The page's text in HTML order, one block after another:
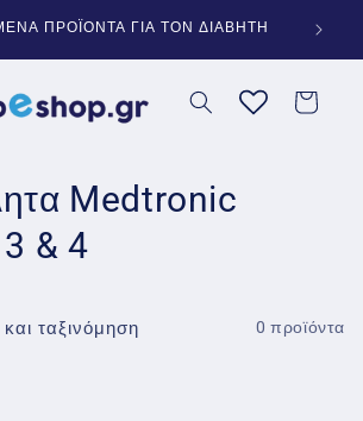
ΠΡΟΪΟΝΤΑ ΓΙΑ ΤΟΝ ΔΙΑΒΗΤΗ
Καλάθι
Medtronic
& 4
ταξινόμηση 0 προϊόντα